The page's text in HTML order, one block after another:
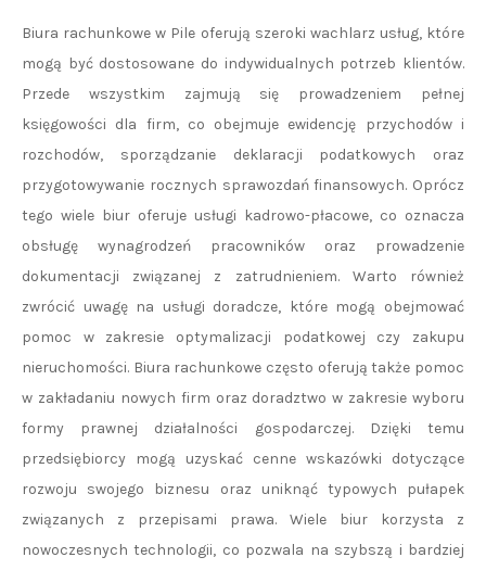
Biura rachunkowe w Pile oferują szeroki wachlarz usług, które
mogą być dostosowane do indywidualnych potrzeb klientów.
Przede wszystkim zajmują się prowadzeniem pełnej
księgowości dla firm, co obejmuje ewidencję przychodów i
rozchodów, sporządzanie deklaracji podatkowych oraz
przygotowywanie rocznych sprawozdań finansowych. Oprócz
tego wiele biur oferuje usługi kadrowo-płacowe, co oznacza
obsługę wynagrodzeń pracowników oraz prowadzenie
dokumentacji związanej z zatrudnieniem. Warto również
zwrócić uwagę na usługi doradcze, które mogą obejmować
pomoc w zakresie optymalizacji podatkowej czy zakupu
nieruchomości. Biura rachunkowe często oferują także pomoc
w zakładaniu nowych firm oraz doradztwo w zakresie wyboru
formy prawnej działalności gospodarczej. Dzięki temu
przedsiębiorcy mogą uzyskać cenne wskazówki dotyczące
rozwoju swojego biznesu oraz uniknąć typowych pułapek
związanych z przepisami prawa. Wiele biur korzysta z
nowoczesnych technologii, co pozwala na szybszą i bardziej